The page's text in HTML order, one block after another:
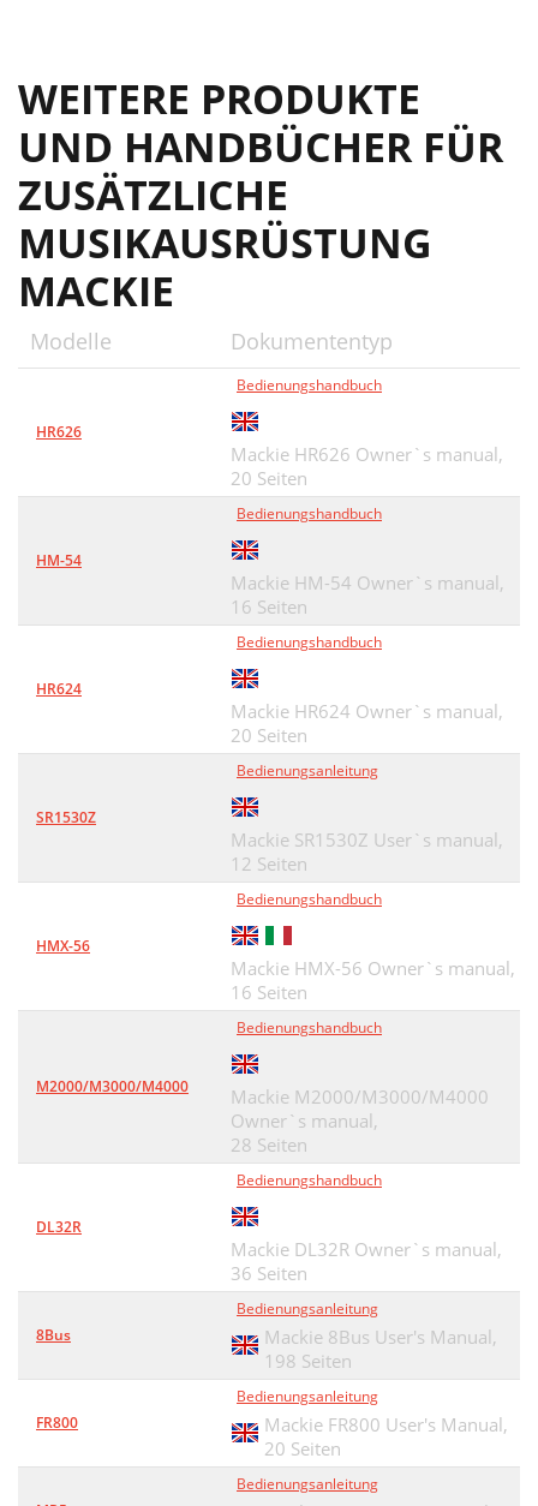
WEITERE PRODUKTE
UND HANDBÜCHER FÜR
ZUSÄTZLICHE
MUSIKAUSRÜSTUNG
MACKIE
Modelle Dokumententyp
HR626
Bedienungshandbuch
Mackie HR626 Owner`s manual,
20 Seiten
HM-54
Bedienungshandbuch
Mackie HM-54 Owner`s manual,
16 Seiten
HR624
Bedienungshandbuch
Mackie HR624 Owner`s manual,
20 Seiten
SR1530Z
Bedienungsanleitung
Mackie SR1530Z User`s manual,
12 Seiten
HMX-56
Bedienungshandbuch
Mackie HMX-56 Owner`s manual,
16 Seiten
M2000/M3000/M4000
Bedienungshandbuch
Mackie M2000/M3000/M4000
Owner`s manual,
28 Seiten
DL32R
Bedienungshandbuch
Mackie DL32R Owner`s manual,
36 Seiten
8Bus
Bedienungsanleitung
Mackie 8Bus User's Manual,
198 Seiten
FR800
Bedienungsanleitung
Mackie FR800 User's Manual,
20 Seiten
Bedienungsanleitung